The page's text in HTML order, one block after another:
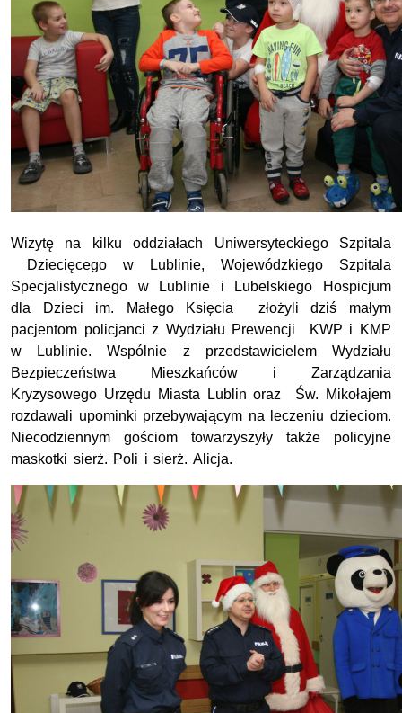
Wizytę na kilku oddziałach Uniwersyteckiego Szpitala
Dziecięcego w Lublinie, Wojewódzkiego Szpitala
Specjalistycznego w Lublinie i Lubelskiego Hospicjum
dla Dzieci im. Małego Księcia złożyli dziś małym
pacjentom policjanci z Wydziału Prewencji KWP i KMP
w Lublinie. Wspólnie z przedstawicielem Wydziału
Bezpieczeństwa Mieszkańców i Zarządzania
Kryzysowego Urzędu Miasta Lublin oraz Św. Mikołajem
rozdawali upominki przebywającym na leczeniu dzieciom.
Niecodziennym gościom towarzyszyły także policyjne
maskotki sierż. Poli i sierż. Alicja.